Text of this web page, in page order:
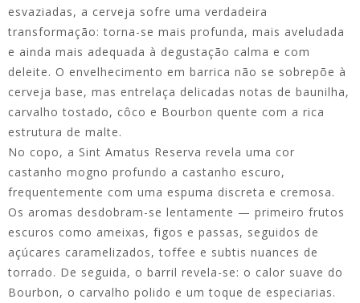
esvaziadas, a cerveja sofre uma verdadeira
transformação: torna-se mais profunda, mais aveludada
e ainda mais adequada à degustação calma e com
deleite. O envelhecimento em barrica não se sobrepõe à
cerveja base, mas entrelaça delicadas notas de baunilha,
carvalho tostado, côco e Bourbon quente com a rica
estrutura de malte.
No copo, a Sint Amatus Reserva revela uma cor
castanho mogno profundo a castanho escuro,
frequentemente com uma espuma discreta e cremosa.
Os aromas desdobram-se lentamente — primeiro frutos
escuros como ameixas, figos e passas, seguidos de
açúcares caramelizados, toffee e subtis nuances de
torrado. De seguida, o barril revela-se: o calor suave do
Bourbon, o carvalho polido e um toque de especiarias.